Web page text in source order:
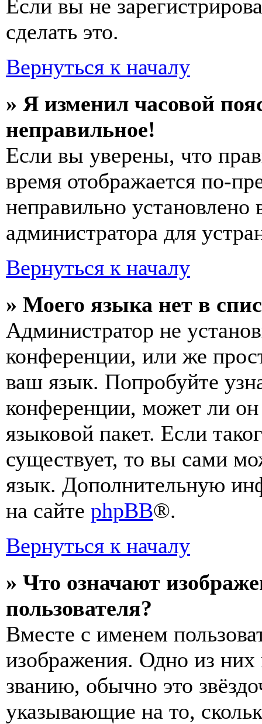
Если вы не
сделать это.
Вернуться к началу
» Я изменил часовой
неправильное!
Если вы уверены, что
время отображается по-
неправильно установлено
администратора для
Вернуться к началу
» Моего языка нет в
Администратор не
конференции, или же
ваш язык. Попробуйте
конференции, может ли
языковой пакет. Если
существует, то вы сами
язык. Дополнительную
на сайте phpBB®.
Вернуться к началу
» Что означают
пользователя?
Вместе с именем
изображения. Одно из
званию, обычно это
указывающие на то,